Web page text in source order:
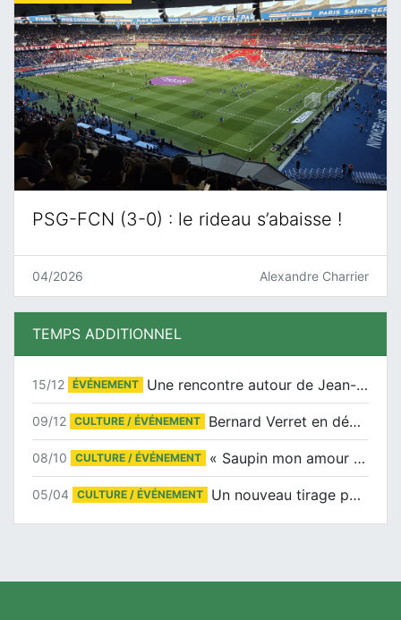
PSG-FCN (3-0) : le rideau s’abaisse !
04/2026 Alexandre Charrier
TEMPS ADDITIONNEL
15/12 ÉVÉNEMENT Une rencontre autour de Jean-Claude Suaudeau
09/12 CULTURE / ÉVÉNEMENT Bernard Verret en dédicaces le samedi 13 décembre à l’Espace Culturel Atlantis
08/10 CULTURE / ÉVÉNEMENT « Saupin mon amour » au salon du livre de Trentemoult
05/04 CULTURE / ÉVÉNEMENT Un nouveau tirage pour le Docu-BD